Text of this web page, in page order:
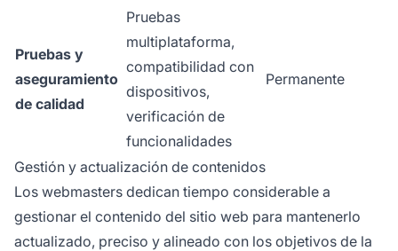
Pruebas y
aseguramiento
de calidad
Pruebas
multiplataforma,
compatibilidad con
dispositivos,
verificación de
funcionalidades
Permanente
Gestión y actualización de contenidos
Los webmasters dedican tiempo considerable a
gestionar el contenido del sitio web para mantenerlo
actualizado, preciso y alineado con los objetivos de la